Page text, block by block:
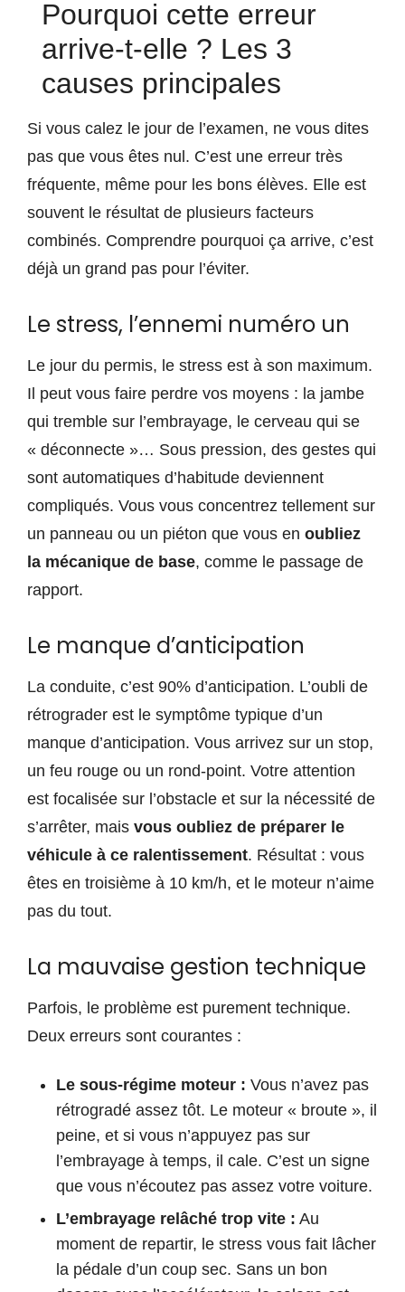
Pourquoi cette erreur
arrive-t-elle ? Les 3
causes principales
Si vous calez le jour de l’examen, ne vous dites
pas que vous êtes nul. C’est une erreur très
fréquente, même pour les bons élèves. Elle est
souvent le résultat de plusieurs facteurs
combinés. Comprendre pourquoi ça arrive, c’est
déjà un grand pas pour l’éviter.
Le stress, l’ennemi numéro un
Le jour du permis, le stress est à son maximum.
Il peut vous faire perdre vos moyens : la jambe
qui tremble sur l’embrayage, le cerveau qui se
« déconnecte »… Sous pression, des gestes qui
sont automatiques d’habitude deviennent
compliqués. Vous vous concentrez tellement sur
un panneau ou un piéton que vous en oubliez
la mécanique de base, comme le passage de
rapport.
Le manque d’anticipation
La conduite, c’est 90% d’anticipation. L’oubli de
rétrograder est le symptôme typique d’un
manque d’anticipation. Vous arrivez sur un stop,
un feu rouge ou un rond-point. Votre attention
est focalisée sur l’obstacle et sur la nécessité de
s’arrêter, mais vous oubliez de préparer le
véhicule à ce ralentissement. Résultat : vous
êtes en troisième à 10 km/h, et le moteur n’aime
pas du tout.
La mauvaise gestion technique
Parfois, le problème est purement technique.
Deux erreurs sont courantes :
Le sous-régime moteur : Vous n’avez pas
rétrogradé assez tôt. Le moteur « broute », il
peine, et si vous n’appuyez pas sur
l’embrayage à temps, il cale. C’est un signe
que vous n’écoutez pas assez votre voiture.
L’embrayage relâché trop vite : Au
moment de repartir, le stress vous fait lâcher
la pédale d’un coup sec. Sans un bon